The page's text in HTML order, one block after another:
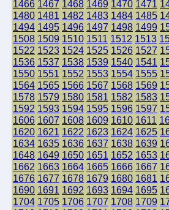
1466 1467 1468 1469 1470 1471
1480 1481 1482 1483 1484 1485
1494 1495 1496 1497 1498 1499
1508 1509 1510 1511 1512 1513
1522 1523 1524 1525 1526 1527
1536 1537 1538 1539 1540 1541
1550 1551 1552 1553 1554 1555
1564 1565 1566 1567 1568 1569
1578 1579 1580 1581 1582 1583
1592 1593 1594 1595 1596 1597
1606 1607 1608 1609 1610 1611
1620 1621 1622 1623 1624 1625
1634 1635 1636 1637 1638 1639
1648 1649 1650 1651 1652 1653
1662 1663 1664 1665 1666 1667
1676 1677 1678 1679 1680 1681
1690 1691 1692 1693 1694 1695
1704 1705 1706 1707 1708 1709